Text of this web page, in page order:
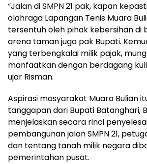
“Jalan di SMPN 21 pak, kapan
olahraga Lapangan Tenis Muara
tersentuh oleh pihak kebersihan di
arena taman juga pak Bupati.
yang terbengkalai milik pajak,
manfaatkan dengan berdagang
ujar Risman.
Aspirasi masyarakat Muara Bulian
tanggapan dari Bupati Batanghari,
menjelaskan secara rinci
pembangunan jalan SMPN 21,
dan tentang tanah milik negara
pemerintahan pusat.